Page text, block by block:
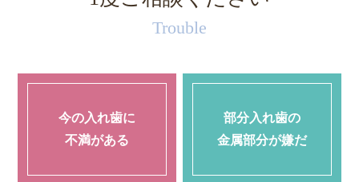
Trouble
今の入れ歯に
不満がある
部分入れ歯の
金属部分が嫌だ